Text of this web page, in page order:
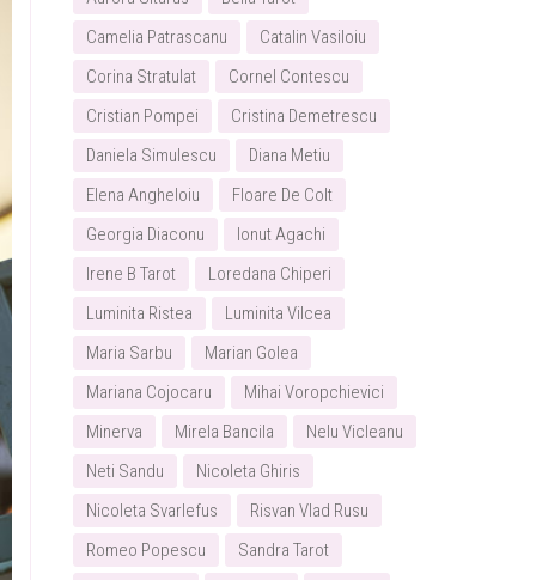
Camelia Patrascanu
Catalin Vasiloiu
Corina Stratulat
Cornel Contescu
Cristian Pompei
Cristina Demetrescu
Daniela Simulescu
Diana Metiu
Elena Angheloiu
Floare De Colt
Georgia Diaconu
Ionut Agachi
Irene B Tarot
Loredana Chiperi
Luminita Ristea
Luminita Vilcea
Maria Sarbu
Marian Golea
Mariana Cojocaru
Mihai Voropchievici
Minerva
Mirela Bancila
Nelu Vicleanu
Neti Sandu
Nicoleta Ghiris
Nicoleta Svarlefus
Risvan Vlad Rusu
Romeo Popescu
Sandra Tarot